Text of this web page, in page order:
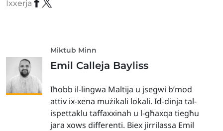
Ixxerja
Miktub Minn
Emil Calleja Bayliss
Iħobb il-lingwa Maltija u jsegwi b’mod
attiv ix-xena mużikali lokali. Id-dinja tal-
ispettaklu taffaxxinah u l-għaxqa tiegħu
jara xows differenti. Biex jirrilassa Emil